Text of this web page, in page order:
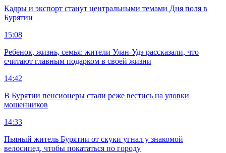
Кадры и экспорт станут центральными темами Дня поля в
Бурятии
15:08
Ребенок, жизнь, семья: жители Улан-Удэ рассказали, что
считают главным подарком в своей жизни
14:42
В Бурятии пенсионеры стали реже вестись на уловки
мошенников
14:33
Пьяный житель Бурятии от скуки угнал у знакомой
велосипед, чтобы покататься по городу